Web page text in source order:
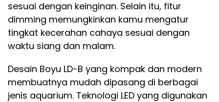
sesuai dengan keinginan. Selain itu, fitur
dimming memungkinkan kamu mengatur
tingkat kecerahan cahaya sesuai dengan
waktu siang dan malam.
Desain Boyu LD-B yang kompak dan modern
membuatnya mudah dipasang di berbagai
jenis aquarium. Teknologi LED yang digunakan